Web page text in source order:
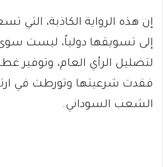
‏إن هذه الرواية الكاذبة، التي
إلى تسويقها دولياً، ليست
لتضليل الرأي العام، وتوفير
فقدت شرعيتها وتورطت في
الشعب السوداني.